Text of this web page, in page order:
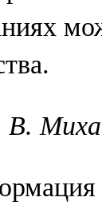
В.